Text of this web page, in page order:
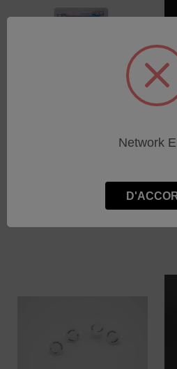
détectable (12 pcs.) Ser.
connaître les tarifs
Network